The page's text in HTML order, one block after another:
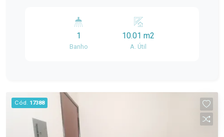
1
Banho
10.01 m2
A. Útil
Cód. 17388